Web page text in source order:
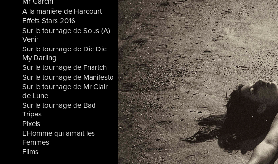
A la manière de Harcourt
Effets Stars 2016
Sur le tournage de Sous (A)
Venir
Sur le tournage de Die Die
My Darling
Sur le tournage de Fnartch
Sur le tournage de Manifesto
Sur le tournage de Mr Clair
de Lune
Sur le tournage de Bad
Tripes
Pixels
L'Homme qui aimait les
Femmes
Films